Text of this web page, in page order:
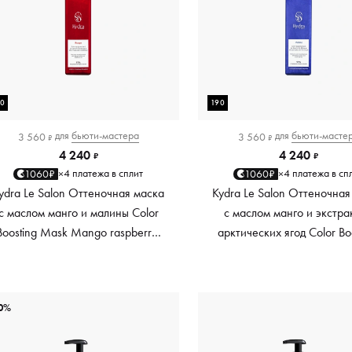
3 560 ₽ для бьюти-мастера
4 240 ₽
1060₽ ×4 платежа в сплит
Le Salon Оттеночная маска
маслом манго и малины Color
Mask Mango raspberry,
190
3 560 ₽ для бьюти-
4 240 ₽
1060₽ ×4 платежа в
Kydra Le Salon
с маслом манго и
арктических ягод Color